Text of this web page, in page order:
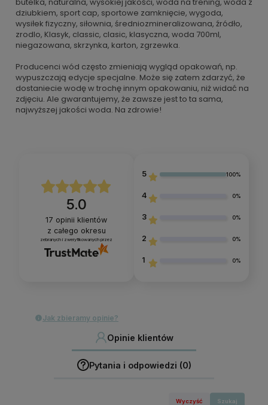
dziubkiem, sport cap, sportowe zamknięcie, wygoda,
wysiłek fizyczny, siłownia, średniozmineralizowana, źródło,
zrodlo, Klasyk, classic, clasic, klasyczna, woda 700ml,
niegazowana, skrzynka, karton, zgrzewka.
Producenci wód często zmieniają wygląd opakowań, np.
wypuszczają edycje specjalne. Może się zatem zdarzyć, że
dostaniecie wodę w trochę innym opakowaniu, niż widać na
zdjęciu. Ale gwarantujemy, że zawsze jest to ta sama,
najwyższej jakości woda. Na zdrowie!
5.0
17 opinii klientów
z całego okresu
zebranych i zweryfikowanych przez
5 100%
4 0%
3 0%
2 0%
1 0%
Jak zbieramy opinie?
Opinie klientów
Pytania i odpowiedzi (0)
Wyczyść Szukaj